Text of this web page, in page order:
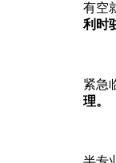
有空
利时
紧急
理。